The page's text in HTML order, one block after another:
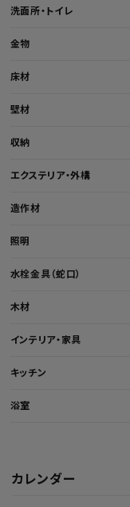
洗面所・トイレ
金物
床材
壁材
収納
エクステリア・外構
造作材
照明
水栓金具（蛇口）
木材
インテリア・家具
キッチン
浴室
カレンダー